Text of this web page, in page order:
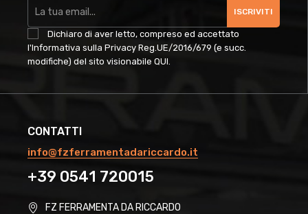
ISCRIVITI
Dichiaro di aver letto, compreso ed accettato
l'Informativa sulla Privacy Reg.UE/2016/679 (e succ.
modifiche) del sito visionabile QUI
CONTATTI
info@fzferramentadariccardo.it
+39 0541 720015
FZ FERRAMENTA DA RICCARDO